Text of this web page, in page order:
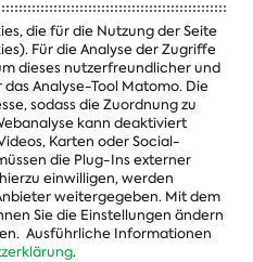
Vorsitzender
Vorstand
Arbeitsgruppen
Ausschussvorsitzende
Beauftragte
Landesgruppen
Organisation
die für die Nutzung der Seite
Für die Analyse der Zugriffe
dieses nutzerfreundlicher und
Analyse-Tool Matomo. Die
sodass die Zuordnung zu
kann deaktiviert
Karten oder Social-
die Plug-Ins externer
einwilligen, werden
weitergegeben. Mit dem
Sie die Einstellungen ändern
Ausführliche Informationen
.